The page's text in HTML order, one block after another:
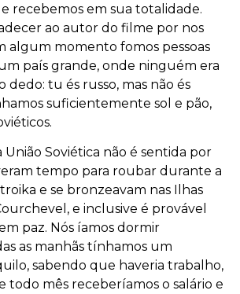
recebemos em sua totalidade.
ao autor do filme por nos
algum momento fomos pessoas
país grande, onde ninguém era
dedo: tu és russo, mas não és
suficientemente sol e pão,
União Soviética não é sentida por
tempo para roubar durante a
e se bronzeavam nas Ilhas
e inclusive é provável
paz. Nós íamos dormir
as manhãs tínhamos um
sabendo que haveria trabalho,
todo mês receberíamos o salário e